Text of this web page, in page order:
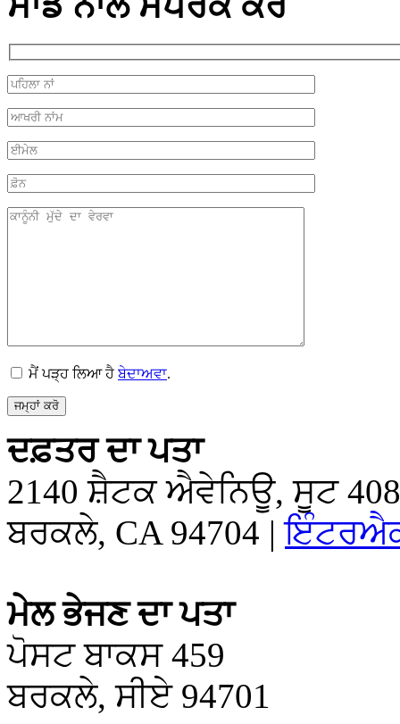
ਮੈਂ ਪੜ੍ਹ ਲਿਆ ਹੈਬੇਦਾਅਵਾ.
ਦਫ਼ਤਰ ਦਾ ਪਤਾ
2140 ਸ਼ੈਟਕ ਐਵੇਨਿਊ, ਸੂਟ
ਬਰਕਲੇ, CA 94704 |
ਮੇਲ ਭੇਜਣ ਦਾ ਪਤਾ
ਪੋਸਟ ਬਾਕਸ 459
ਬਰਕਲੇ, ਸੀਏ 94701